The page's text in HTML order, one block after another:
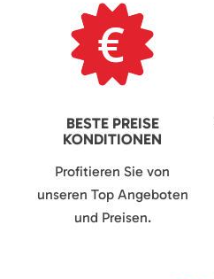
BESTE PREISE
KONDITIONEN
Profitieren Sie von
unseren Top Angeboten
und Preisen.